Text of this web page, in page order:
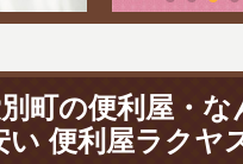
町の便利屋・
い 便利屋ラクヤ